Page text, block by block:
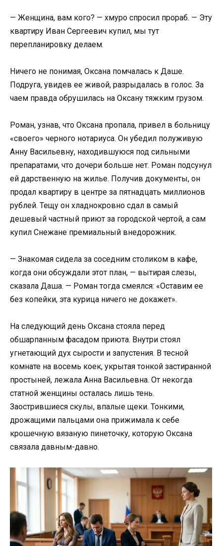
— Женщина, вам кого? — хмуро спросил прораб. — Эту
квартиру Иван Сергеевич купил, мы тут
перепланировку делаем.
Ничего не понимая, Оксана помчалась к Даше.
Подруга, увидев ее живой, разрыдалась в голос. За
чаем правда обрушилась на Оксану тяжким грузом.
Роман, узнав, что Оксана пропала, привел в больницу
«своего» черного нотариуса. Он убедил полуживую
Анну Васильевну, находившуюся под сильными
препаратами, что дочери больше нет. Роман подсунул
ей дарственную на жилье. Получив документы, он
продал квартиру в центре за пятнадцать миллионов
рублей. Тещу он хладнокровно сдал в самый
дешевый частный приют за городской чертой, а сам
купил Снежане премиальный внедорожник.
— Знакомая сидела за соседним столиком в кафе,
когда они обсуждали этот план, — вытирая слезы,
сказала Даша. — Роман тогда смеялся: «Оставим ее
без копейки, эта курица ничего не докажет».
На следующий день Оксана стояла перед
обшарпанным фасадом приюта. Внутри стоял
угнетающий дух сырости и запустения. В тесной
комнате на восемь коек, укрытая тонкой застиранной
простыней, лежала Анна Васильевна. От некогда
статной женщины осталась лишь тень.
Заострившиеся скулы, впалые щеки. Тонкими,
дрожащими пальцами она прижимала к себе
крошечную вязаную пинеточку, которую Оксана
связала давным-давно.